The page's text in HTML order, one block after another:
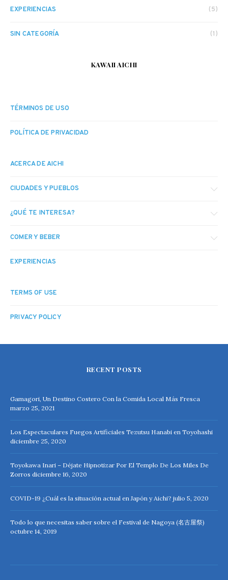
EXPERIENCIAS (5)
SIN CATEGORÍA (1)
KAWAII AICHI
TÉRMINOS DE USO
POLÍTICA DE PRIVACIDAD
ACERCA DE AICHI
CIUDADES Y PUEBLOS
¿QUÉ TE INTERESA?
COMER Y BEBER
EXPERIENCIAS
TERMS OF USE
PRIVACY POLICY
RECENT POSTS
Gamagori, Un Destino Costero Con la Comida Local Más Fresca
marzo 25, 2021
Los Espectaculares Fuegos Artificiales Tezutsu Hanabi en Toyohashi
diciembre 25, 2020
Toyokawa Inari – Déjate Hipnotizar Por El Templo De Los Miles De
Zorros diciembre 16, 2020
COVID-19 ¿Cuál es la situación actual en Japón y Aichi? julio 5, 2020
Todo lo que necesitas saber sobre el Festival de Nagoya (名古屋祭)
octubre 14, 2019